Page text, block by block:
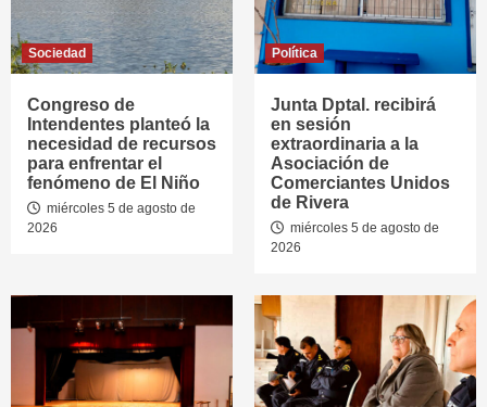
Sociedad
Congreso de
Intendentes planteó la
necesidad de recursos
para enfrentar el
fenómeno de El Niño
miércoles 5 de agosto de
2026
Política
Junta Dptal. recibirá
en sesión
extraordinaria a la
Asociación de
Comerciantes Unidos
de Rivera
miércoles 5 de agosto de
2026